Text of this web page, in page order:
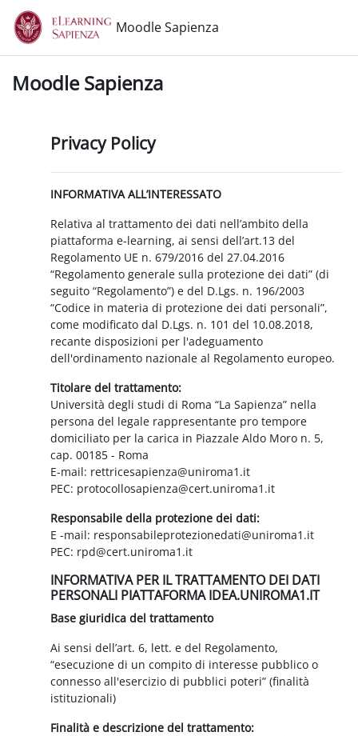
Vai al contenuto principale
Moodle Sapienza
Moodle Sapienza
Privacy Policy
INFORMATIVA ALL’INTERESSATO
Relativa al trattamento dei dati nell’ambito della
piattaforma e-learning, ai sensi dell’art.13 del
Regolamento UE n. 679/2016 del 27.04.2016
“Regolamento generale sulla protezione dei dati” (di
seguito “Regolamento”) e del D.Lgs. n. 196/2003
“Codice in materia di protezione dei dati personali”,
come modificato dal D.Lgs. n. 101 del 10.08.2018,
recante disposizioni per l'adeguamento
dell'ordinamento nazionale al Regolamento europeo.
Titolare del trattamento:
Università degli studi di Roma “La Sapienza” nella
persona del legale rappresentante pro tempore
domiciliato per la carica in Piazzale Aldo Moro n. 5,
cap. 00185 - Roma
E-mail: rettricesapienza@uniroma1.it
PEC: protocollosapienza@cert.uniroma1.it
Responsabile della protezione dei dati:
E -mail: responsabileprotezionedati@uniroma1.it
PEC: rpd@cert.uniroma1.it
INFORMATIVA PER IL TRATTAMENTO DEI DATI
PERSONALI PIATTAFORMA IDEA.UNIROMA1.IT
Base giuridica del trattamento
Ai sensi dell’art. 6, lett. e del Regolamento,
“esecuzione di un compito di interesse pubblico o
connesso all'esercizio di pubblici poteri” (finalità
istituzionali)
Finalità e descrizione del trattamento: